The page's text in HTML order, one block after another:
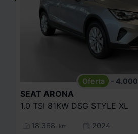
- 4.000
SEAT ARONA
1.0 TSI 81KW DSG STYLE XL
18.368 km
2024